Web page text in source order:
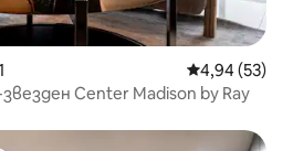
Средна
4,94 (53)
Center Madison by Ray